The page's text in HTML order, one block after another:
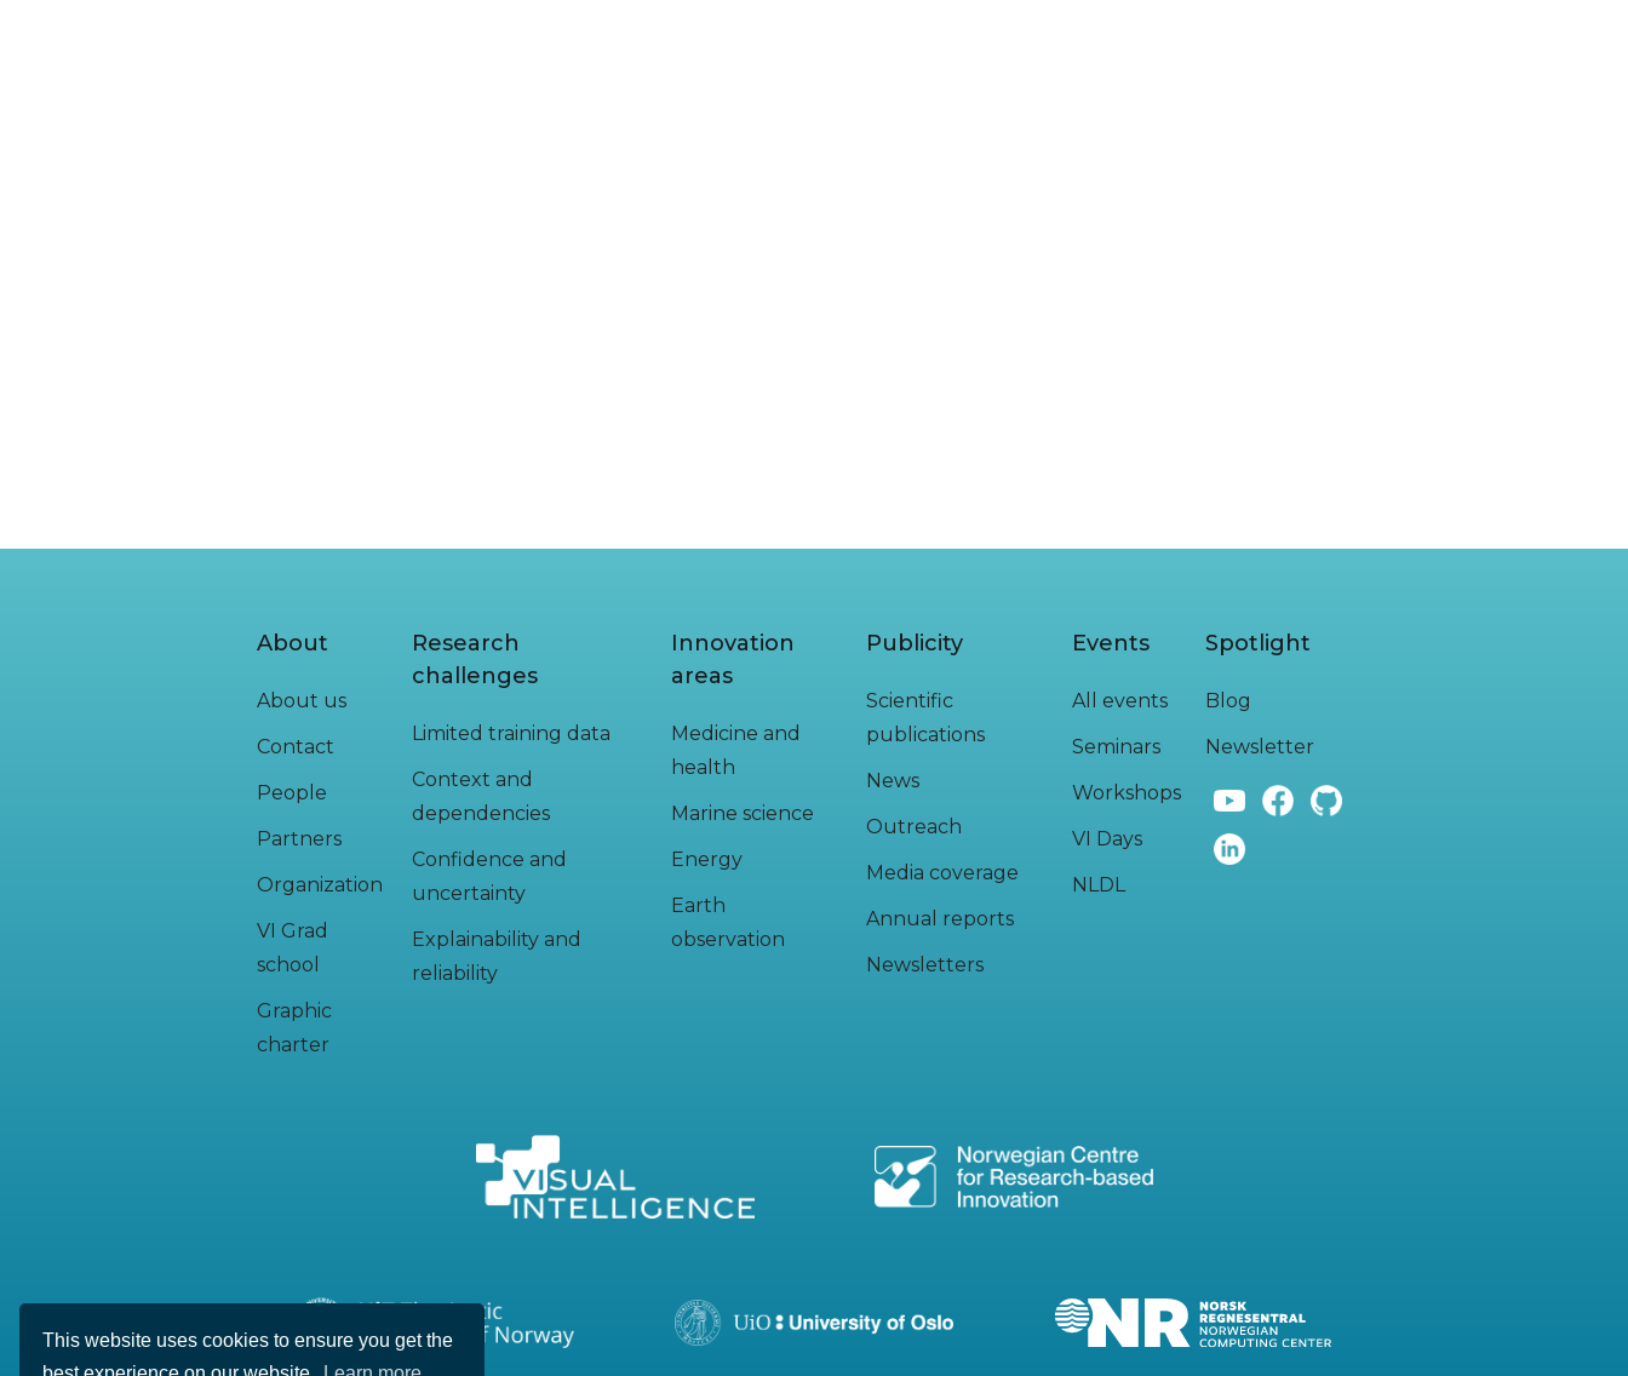
This website uses cookies to ensure you get the
About
About us
Contact
People
Partners
Organization
VI Grad
school
Graphic
charter
Research
challenges
Limited training data
Context and
dependencies
Confidence and
uncertainty
Explainability and
reliability
Innovation
areas
Medicine and
health
Marine science
Energy
Earth
observation
Publicity
Scientific
publications
News
Outreach
Media coverage
Annual reports
Newsletters
Events
All events
Seminars
Workshops
VI Days
NLDL
Spotlight
Blog
Newsletter